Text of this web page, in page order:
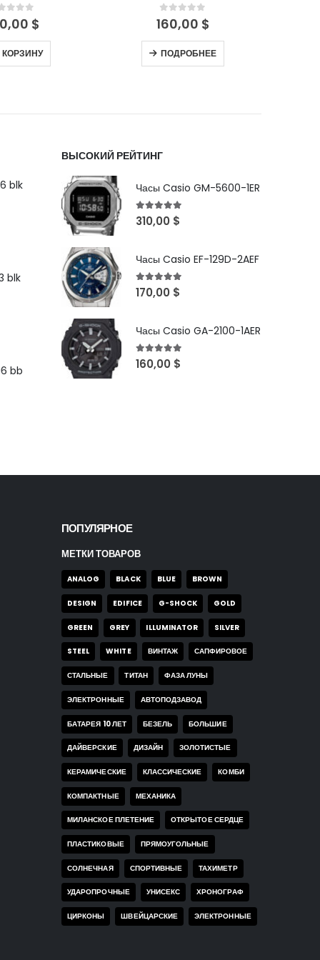
of 5
$ 0out of 5
370,00$
В КОРЗИНУ
blk
blk
bb
ВЫСОКИЙ РЕЙТИНГ
Часы Casio GM-5600-1ER
5out of 5
310,00 $
Часы Casio EF-129D-2AEF
5out of 5
170,00 $
Часы Casio GA-2100-1AER
5out of 5
160,00 $
ПОПУЛЯРНОЕ
МЕТКИ ТОВАРОВ
ANALOG BLACK BLUE BROWN
DESIGN EDIFICE G-SHOCK GOLD
GREEN GREY ILLUMINATOR SILVER
STEEL WHITE ВИНТАЖ САПФИРОВОЕ
СТАЛЬНЫЕ ТИТАН ФАЗА ЛУНЫ
ЭЛЕКТРОННЫЕ АВТОПОДЗАВОД
БАТАРЕЯ 10 ЛЕТ БЕЗЕЛЬ БОЛЬШИЕ
ДАЙВЕРСКИЕ ДИЗАЙН ЗОЛОТИСТЫЕ
КЕРАМИЧЕСКИЕ КЛАССИЧЕСКИЕ КОМБИ
КОМПАКТНЫЕ МЕХАНИКА
МИЛАНСКОЕ ПЛЕТЕНИЕ ОТКРЫТОЕ СЕРДЦЕ
ПЛАСТИКОВЫЕ ПРЯМОУГОЛЬНЫЕ
СОЛНЕЧНАЯ СПОРТИВНЫЕ ТАХИМЕТР
УДАРОПРОЧНЫЕ УНИСЕКС ХРОНОГРАФ
ЦИРКОНЫ ШВЕЙЦАРСКИЕ ЭЛЕКТРОННЫЕ